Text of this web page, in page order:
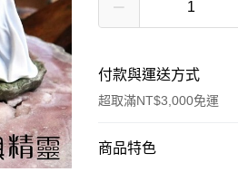
付款與運送方式
超取滿NT$3,000免運
付款方式
商品特色